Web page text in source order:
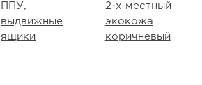
ППУ,
выдвижные
ящики
2-х местный
экокожа
коричневый